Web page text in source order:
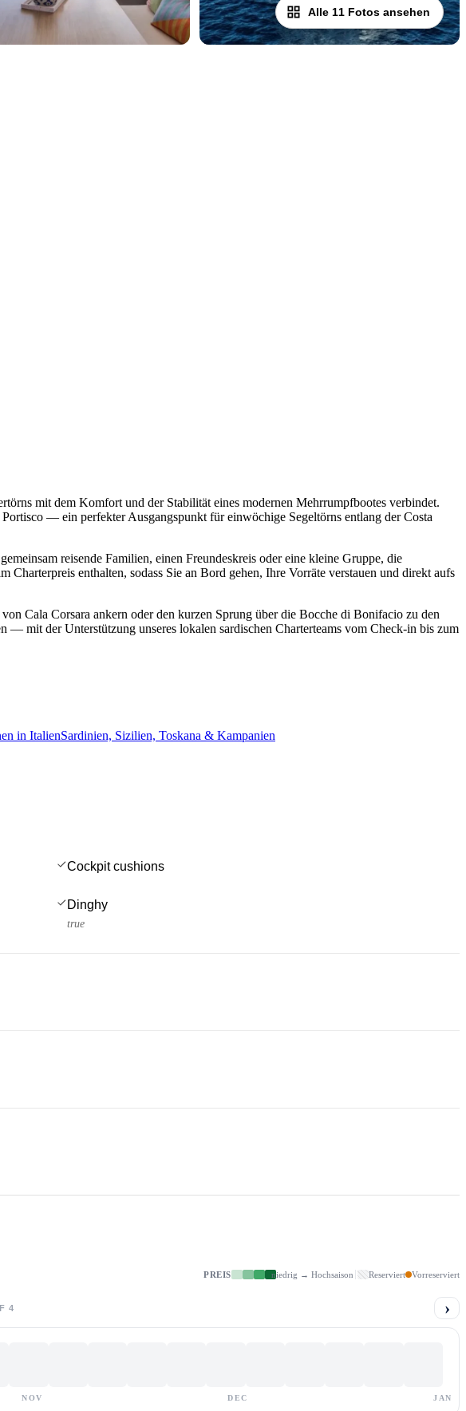
Alle 11 Fotos ansehen
mit dem Komfort und der Stabilität eines modernen Mehrrumpfbootes verbindet.
— ein perfekter Ausgangspunkt für einwöchige Segeltörns entlang der Costa
reisende Familien, einen Freundeskreis oder eine kleine Gruppe, die
enthalten, sodass Sie an Bord gehen, Ihre Vorräte verstauen und direkt aufs
Cala Corsara ankern oder den kurzen Sprung über die Bocche di Bonifacio zu den
mit der Unterstützung unseres lokalen sardischen Charterteams vom Check-in bis zum
in ItalienSardinien, Sizilien, Toskana & Kampanien
Cockpit cushions
Dinghy
true
PREIS niedrig → Hochsaison Reserviert Vorreserviert
4 ›
NOV DEC JAN